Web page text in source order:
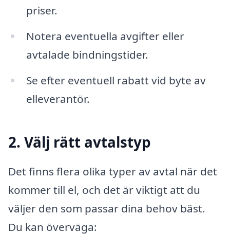
priser.
Notera eventuella avgifter eller
avtalade bindningstider.
Se efter eventuell rabatt vid byte av
elleverantör.
2. Välj rätt avtalstyp
Det finns flera olika typer av avtal när det
kommer till el, och det är viktigt att du
väljer den som passar dina behov bäst.
Du kan överväga: